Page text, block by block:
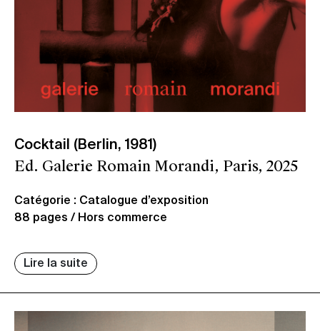
Cocktail (Berlin, 1981)
Ed. Galerie Romain Morandi, Paris, 2025
Catégorie : Catalogue d’exposition
88 pages / Hors commerce
Lire la suite